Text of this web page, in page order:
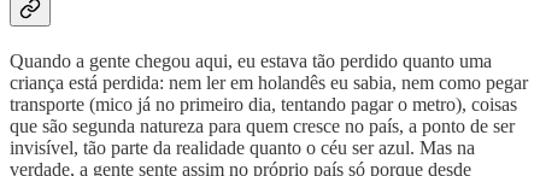
Quando a gente chegou aqui, eu estava tão perdido quanto uma
criança está perdida: nem ler em holandês eu sabia, nem como pegar
transporte (mico já no primeiro dia, tentando pagar o metro), coisas
que são segunda natureza para quem cresce no país, a ponto de ser
invisível, tão parte da realidade quanto o céu ser azul. Mas na
verdade, a gente sente assim no próprio país só porque desde